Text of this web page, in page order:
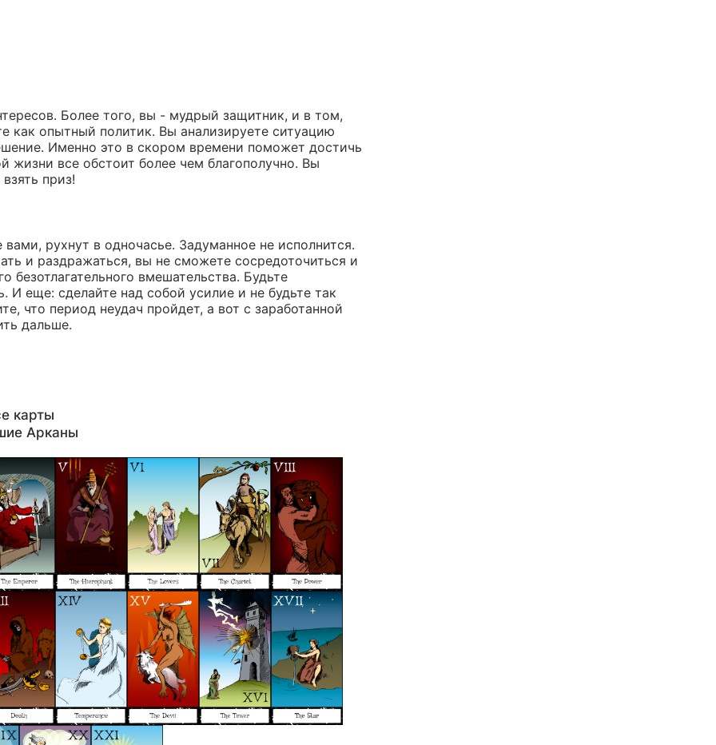
Более того, вы - мудрый защитник, и в том,
как опытный политик. Вы анализируете ситуацию
Именно это в скором времени поможет достичь
жизни все обстоит более чем благополучно. Вы
приз!
рухнут в одночасье. Задуманное не исполнится.
и раздражаться, вы не сможете сосредоточиться и
вмешательства. Будьте
еще: сделайте над собой усилие и не будьте так
что период неудач пройдет, а вот с заработанной
дальше.
карты
Арканы